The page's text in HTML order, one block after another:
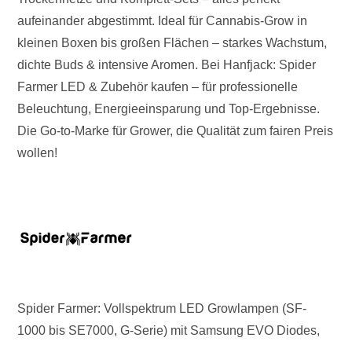
aufeinander abgestimmt. Ideal für Cannabis-Grow in
kleinen Boxen bis großen Flächen – starkes Wachstum,
dichte Buds & intensive Aromen. Bei Hanfjack: Spider
Farmer LED & Zubehör kaufen – für professionelle
Beleuchtung, Energieeinsparung und Top-Ergebnisse.
Die Go-to-Marke für Grower, die Qualität zum fairen Preis
wollen!
Spider Farmer: Vollspektrum LED Growlampen (SF-
1000 bis SE7000, G-Serie) mit Samsung EVO Diodes,